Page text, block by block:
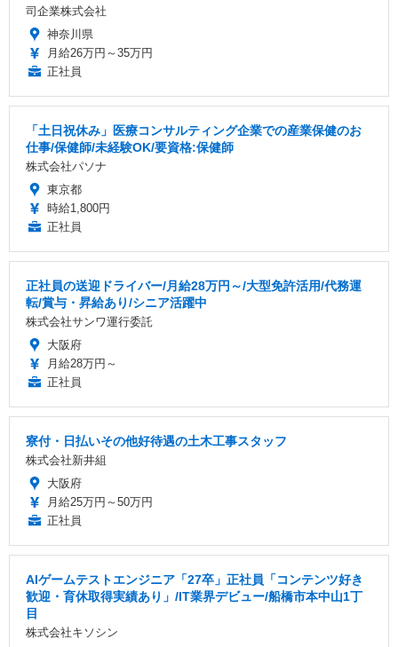
司企業株式会社
神奈川県
月給26万円～35万円
正社員
「土日祝休み」医療コンサルティング企業での産業保健のお
仕事/保健師/未経験OK/要資格:保健師
株式会社パソナ
東京都
時給1,800円
正社員
正社員の送迎ドライバー/月給28万円～/大型免許活用/代務運
転/賞与・昇給あり/シニア活躍中
株式会社サンワ運行委託
大阪府
月給28万円～
正社員
寮付・日払いその他好待遇の土木工事スタッフ
株式会社新井組
大阪府
月給25万円～50万円
正社員
AIゲームテストエンジニア「27卒」正社員「コンテンツ好き
歓迎・育休取得実績あり」/IT業界デビュー/船橋市本中山1丁
目
株式会社キソシン